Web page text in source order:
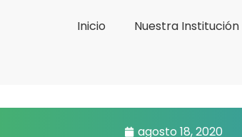
Inicio Nuestra Institución
agosto 18, 2020